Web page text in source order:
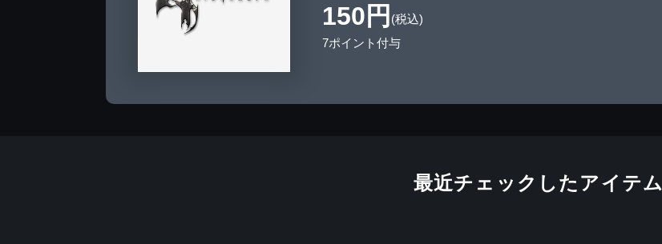
150円 (税込)
7ポイント付与
最近チェックしたアイテム